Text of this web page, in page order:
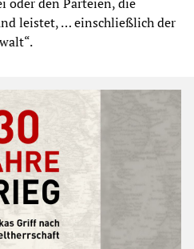
leistet, … einschließlich der